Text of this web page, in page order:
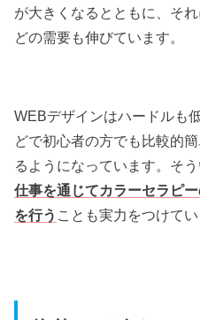
が大きくなるとともに、そ
どの需要も伸びています。
WEBデザインはハードルも
どで初心者の方でも比較的
るようになっています。そ
仕事を通じてカラーセラピ
を行う ことも実力をつけて